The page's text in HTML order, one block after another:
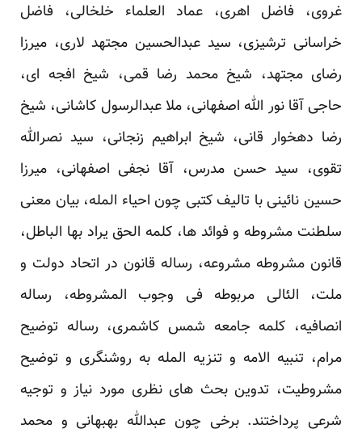
غروی، فاضل اهری، عماد العلماء خلخالی، فاضل
خراسانی ترشیزی، سید عبدالحسین مجتهد لاری، میرزا
رضای مجتهد، شیخ محمد رضا قمی، شیخ افجه ای،
حاجی آقا نور الله اصفهانی، ملا عبدالرسول کاشانی، شیخ
رضا دهخوار قانی، شیخ ابراهیم زنجانی، سید نصرالله
تقوی، سید حسن مدرس، آقا نجفی اصفهانی، میرزا
حسین نائینی با تالیف کتبی چون احیاء المله، بیان معنی
سلطنت مشروطه و فوائد ها، کلمه الحق یراد بها الباطل،
قانون مشروطه مشروعه، رساله قانون در اتحاد دولت و
ملت، الئالی مربوطه فی وجوب المشروطه، رساله
انصافیه، کلمه جامعه شمس کاشمری، رساله توضیح
مرام، تنبیه الامه و تنزیه المله به روشنگری و توضیح
مشروطیت، تدوین بحث های نظری مورد نیاز و توجیه
شرعی پرداختند. برخی چون عبدالله بهبهانی و محمد